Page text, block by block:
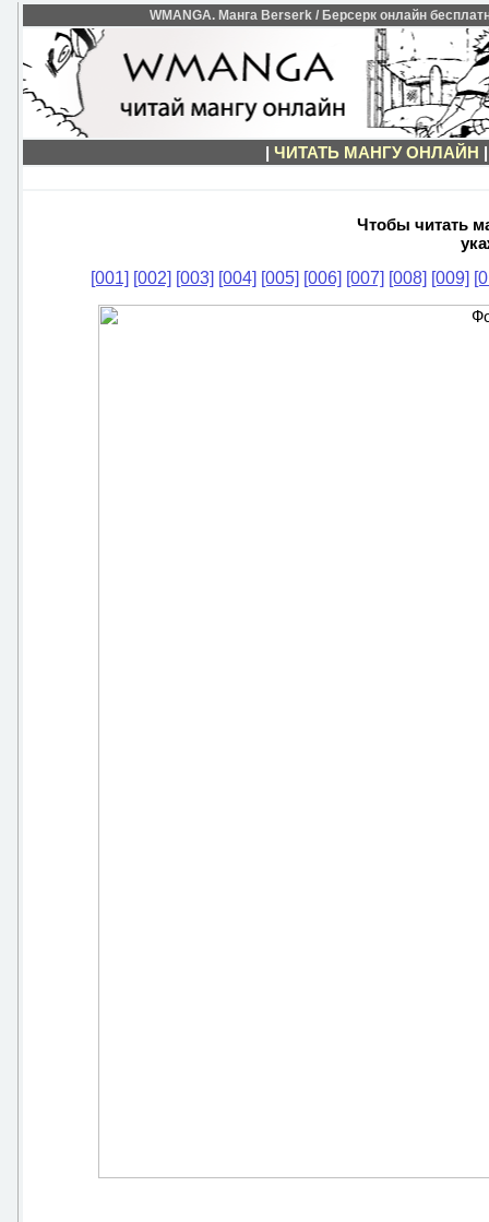
WMANGA. Манга Berserk / Берсерк онлайн
| ЧИТАТЬ МАНГУ ОНЛАЙН
Чтобы читать
[001] [002] [003] [004] [005] [006] [007] [008] [009]